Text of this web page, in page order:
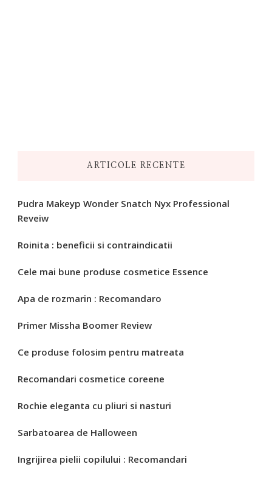
ARTICOLE RECENTE
Pudra Makeyp Wonder Snatch Nyx Professional
Reveiw
Roinita : beneficii si contraindicatii
Cele mai bune produse cosmetice Essence
Apa de rozmarin : Recomandaro
Primer Missha Boomer Review
Ce produse folosim pentru matreata
Recomandari cosmetice coreene
Rochie eleganta cu pliuri si nasturi
Sarbatoarea de Halloween
Ingrijirea pielii copilului : Recomandari